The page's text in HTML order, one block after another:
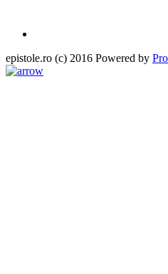
epistole.ro (c) 2016 Powered by